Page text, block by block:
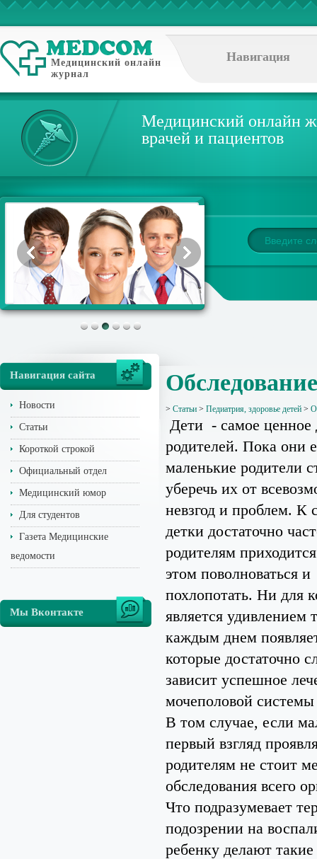
Медицинский онлайн
журнал
Навигация
Медицинский онлайн
врачей и пациентов
Навигация сайта
Новости
Статьи
Короткой строкой
Официальный отдел
Медицинский юмор
Для студентов
Газета Медицинские
ведомости
Мы Вконтакте
> Статьи > Педиатрия, здоровье детей >
Дети - самое ценное
родителей. Пока они
маленькие родители
уберечь их от
невзгод и проблем. К
детки достаточно
родителям
этом поволноваться и
похлопотать. Ни для
является удивлением
каждым днем
которые достаточно
зависит успешное
мочеполовой системы
В том случае, если
первый взгляд
родителям не стоит
обследования всего
Что подразумевает
подозрении на
ребенку делают